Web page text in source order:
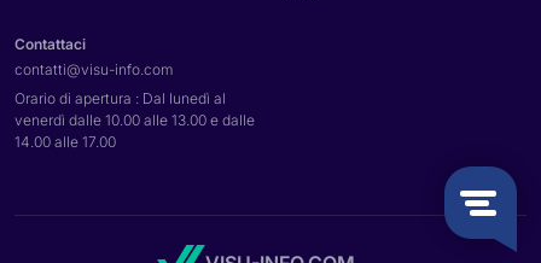
Contattaci
contatti@visu-info.com
Orario di apertura : Dal lunedì al
venerdì dalle 10.00 alle 13.00 e dalle
14.00 alle 17.00